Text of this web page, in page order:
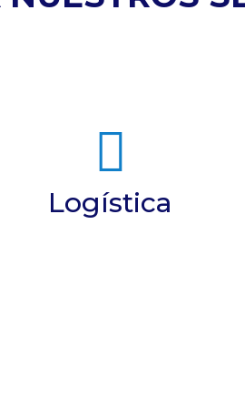
Logística
Nos encargamos de los
envíos nacionales e
internacionales, así como de